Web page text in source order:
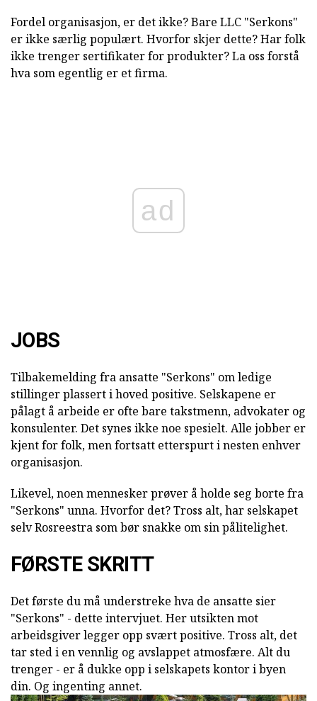
Fordel organisasjon, er det ikke? Bare LLC "Serkons"
er ikke særlig populært. Hvorfor skjer dette? Har folk
ikke trenger sertifikater for produkter? La oss forstå
hva som egentlig er et firma.
ad
JOBS
Tilbakemelding fra ansatte "Serkons" om ledige
stillinger plassert i hoved positive. Selskapene er
pålagt å arbeide er ofte bare takstmenn, advokater og
konsulenter. Det synes ikke noe spesielt. Alle jobber er
kjent for folk, men fortsatt etterspurt i nesten enhver
organisasjon.
Likevel, noen mennesker prøver å holde seg borte fra
"Serkons" unna. Hvorfor det? Tross alt, har selskapet
selv Rosreestra som bør snakke om sin pålitelighet.
FØRSTE SKRITT
Det første du må understreke hva de ansatte sier
"Serkons" - dette intervjuet. Her utsikten mot
arbeidsgiver legger opp svært positive. Tross alt, det
tar sted i en vennlig og avslappet atmosfære. Alt du
trenger - er å dukke opp i selskapets kontor i byen
din. Og ingenting annet.